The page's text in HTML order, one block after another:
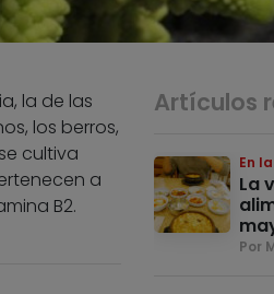
la de las
los berros,
cultiva
a
B2.
Artículos
En
La
Por